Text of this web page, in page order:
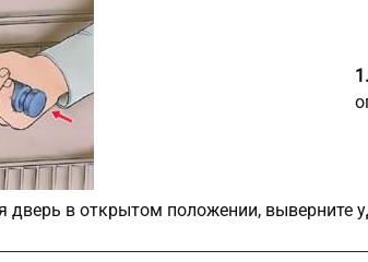
1.
дверь в открытом положении, выверните